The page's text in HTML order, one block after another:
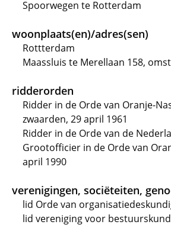
Spoorwegen te Rotterdam
woonplaats(en)/adres(sen)
Rottterdam
Maassluis te Merellaan 158,
ridderorden
Ridder in de Orde van Oranje-
zwaarden, 29 april 1961
Ridder in de Orde van de
Grootofficier in de Orde van
april 1990
verenigingen, sociëteiten,
lid Orde van
lid vereniging voor